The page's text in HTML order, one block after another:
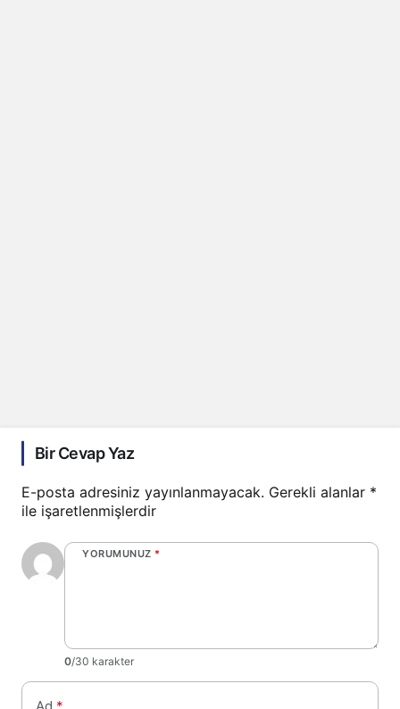
Bir Cevap Yaz
E-posta adresiniz yayınlanmayacak. Gerekli alanlar *
ile işaretlenmişlerdir
YORUMUNUZ *
0/30 karakter